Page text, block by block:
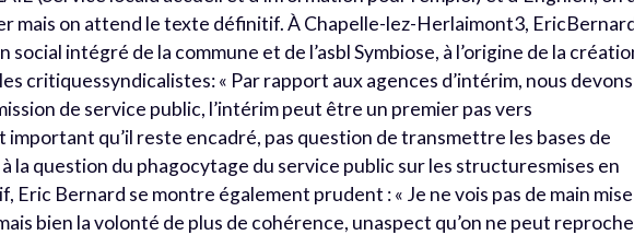
mais on attend le texte définitif. À Chapelle-lez-Herlaimont3,
social intégré de la commune et de l’asbl Symbiose, à l’origine de la
critiquessyndicalistes: « Par rapport aux agences d’intérim, nous devons
de service public, l’intérim peut être un premier pas vers
important qu’il reste encadré, pas question de transmettre les bases de
la question du phagocytage du service public sur les structuresmises en
Eric Bernard se montre également prudent : « Je ne vois pas de main mise
bien la volonté de plus de cohérence, unaspect qu’on ne peut